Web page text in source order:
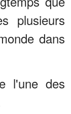
plusieurs
dans
l'une des